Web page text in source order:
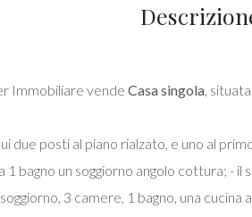
Immobiliare vende Casa singola,
due posti al piano rialzato, e uno al
bagno un soggiorno angolo cottura; -
3 camere, 1 bagno, una cucina